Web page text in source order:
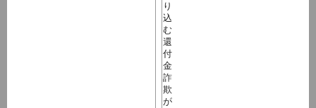
り
込
む
還
付
金
詐
欺
が